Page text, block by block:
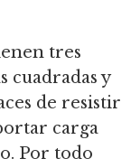
tres
cuadradas y
de resistir
carga
Por todo